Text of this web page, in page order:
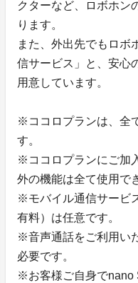
クターなど、ロボホン
ります。
また、外出先でもロボ
信サービス」と、安心
用意しています。
※ココロプランは、全
す。
※ココロプランにご加
外の機能は全て使用で
※モバイル通信サービ
有料）は任意です。
※音声通話をご利用い
必要です。
※お客様ご自身でnano